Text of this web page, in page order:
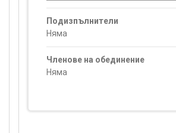
Подизпълнители
Няма
Членове на обединение
Няма